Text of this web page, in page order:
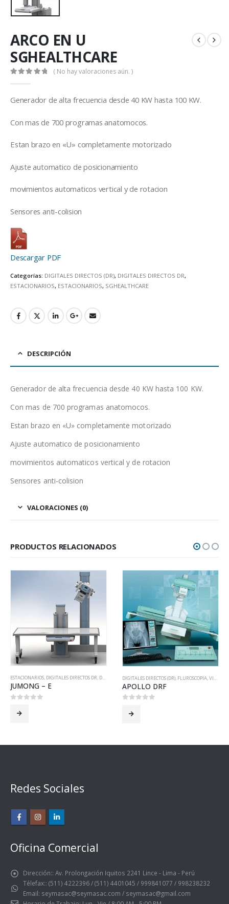
ARCO EN U
SGHEALTHCARE
( No hay valoraciones aún. )
Generador de alta frecuencia desde 40 KW hasta 100 KW.
Con mas de 700 programas anatomocos.
Estan brazo en «U» completamente motorizado
Ajuste automatico de posicionamiento
movimientos automaticos vertical y de rotacion
Sensores anti-colision
Descargar PDF
Categorías: DIGITALES DIRECTOS (DR), DIGITALES DIRECTOS DR,
ESTACIONARIOS, ESTACIONARIOS, SGHEALTHCARE
DESCRIPCIÓN
Generador de alta frecuencia desde 40 KW hasta 100 KW.
Con mas de 700 programas anatomocos.
Estan brazo en «U» completamente motorizado
Ajuste automatico de posicionamiento
movimientos automaticos vertical y de rotacion
Sensores anti-colision
VALORACIONES (0)
PRODUCTOS RELACIONADOS
ESTACIONARIOS, DIGITALES DIRECTOS DR, DIGITALES DIRECTOS (DR) ,ESTACIONARIOS,SGHEALTHCARE
JUMONG – E
DIGITALES DIRECTOS (DR) FLUROSCOPIA VILLA SYSTEM
APOLLO DRF
Redes Sociales
Oficina Comercial
Dirección:: Av. Prolongación Iquitos 2241 Lince - Lima - Perú
Télefax:: (511) 4222396 / (511) 4401045 / 999841077 / 998238232
Email: seymasac@seymasac.com / seymasac@gmail.com